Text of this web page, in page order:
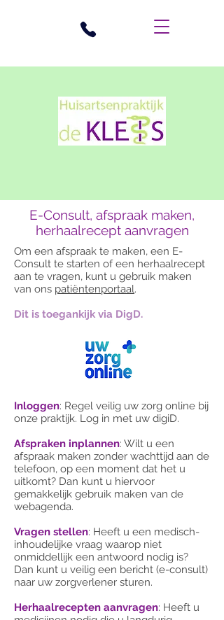
E-Consult, afspraak maken,
herhaalrecept aanvragen
Om een afspraak te maken, een E-
Consult te starten of een herhaalrecept
aan te vragen, kunt u gebruik maken
van ons patiëntenportaal.
Dit is toegankijk via DigD.
Inloggen: Regel veilig uw zorg online bij
onze praktijk. Log in met uw digiD.
Afspraken inplannen: Wilt u een
afspraak maken zonder wachttijd aan de
telefoon, op een moment dat het u
uitkomt? Dan kunt u hiervoor
gemakkelijk gebruik maken van de
webagenda.
Vragen stellen: Heeft u een medisch-
inhoudelijke vraag waarop niet
onmiddellijk een antwoord nodig is?
Dan kunt u veilig een bericht (e-consult)
naar uw zorgverlener sturen.
Herhaalrecepten aanvragen: Heeft u